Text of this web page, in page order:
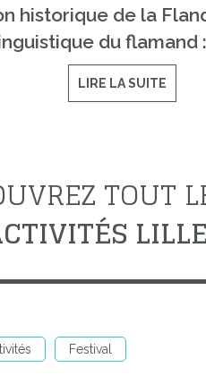
historique de la
du
LIRE LA SUITE
TOUT
Festival